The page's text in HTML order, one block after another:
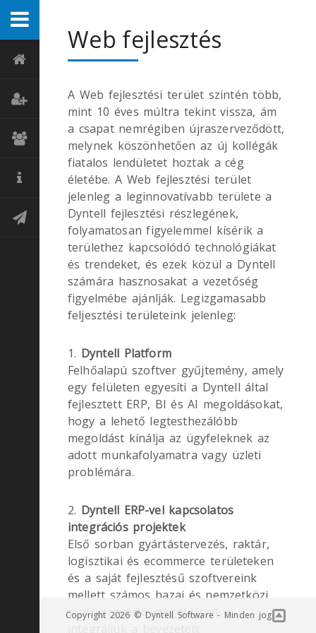
Web fejlesztés
A Web fejlesztési terület szintén több,
mint 10 éves múltra tekint vissza, ám
a csapat nemrégiben újraszerveződött,
melynek köszönhetően az új kollégák
fiatalos lendületet hoztak a cég
életébe. A Web fejlesztési terület
jelenleg a leginnovatívabb területe a
Dyntell fejlesztési részlegének,
folyamatosan figyelemmel kísérik a
területhez kapcsolódó technológiákat
és trendeket, és ezek közül a Dyntell
számára hasznosakat a vezetőség
figyelmébe ajánlják. Legizgamasabb
feljesztési területeink jelenleg:
1. Dyntell Platform
Felhőalapú szoftver gyűjtemény, amely
egy felületen egyesíti a Dyntell által
fejlesztett ERP, BI és AI megoldásokat,
hogy a lehető legtesthezálóbb
megoldást kínálja az ügyfeleknek az
adott munkafolyamatra vagy üzleti
problémára.
2. Dyntell ERP-vel kapcsolatos
integrációs projektek
Első sorban gyártástervezés, raktár,
logisztikai és ecommerce területeken
és a saját fejlesztésű szoftvereink
mellett számos hazai és nemzetközi
szoftvergyártó megoldásait is
Copyright 2026 © Dyntell Software - Minden jog